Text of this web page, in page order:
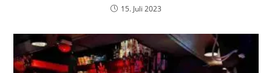
15. Juli 2023